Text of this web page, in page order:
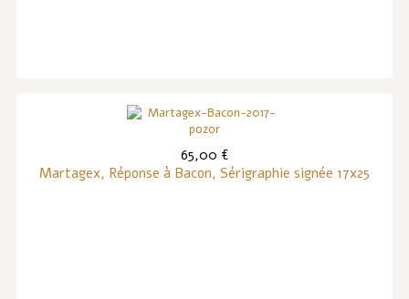
65,00 €
Martagex, Réponse à Bacon, Sérigraphie signée 17x25